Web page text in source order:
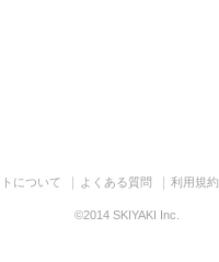
について よくある質問 利用規約
©2014 SKIYAKI Inc.